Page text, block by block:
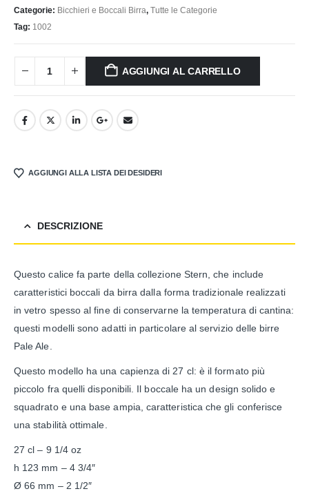
Categorie: Bicchieri e Boccali Birra, Tutte le Categorie
Tag: 1002
AGGIUNGI AL CARRELLO
AGGIUNGI ALLA LISTA DEI DESIDERI
DESCRIZIONE
Questo calice fa parte della collezione Stern, che include
caratteristici boccali da birra dalla forma tradizionale realizzati
in vetro spesso al fine di conservarne la temperatura di cantina:
questi modelli sono adatti in particolare al servizio delle birre
Pale Ale.
Questo modello ha una capienza di 27 cl: è il formato più
piccolo fra quelli disponibili. Il boccale ha un design solido e
squadrato e una base ampia, caratteristica che gli conferisce
una stabilità ottimale.
27 cl – 9 1/4 oz
h 123 mm – 4 3/4″
Ø 66 mm – 2 1/2″